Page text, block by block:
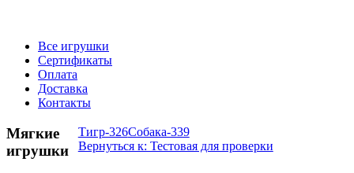
Все игрушки
Сертификаты
Оплата
Доставка
Контакты
Тигр-326Собака-339
Вернуться к: Тестовая для проверки
Мягкие
игрушки